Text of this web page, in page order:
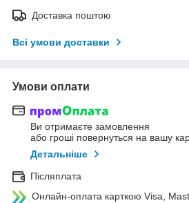
Доставка поштою
Всі умови доставки
Умови оплати
Ви отримаєте замовлення
або гроші повернуться на вашу
Детальніше
Післяплата
Онлайн-оплата карткою Visa,